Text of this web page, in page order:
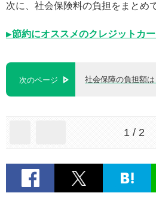
次に、社会保険料の負担をまとめ
▶節約にオススメのクレジットカー
次のページ 社会保障の負担額は
1 / 2